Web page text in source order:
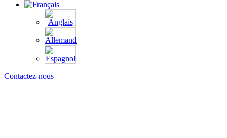
Contactez-nous